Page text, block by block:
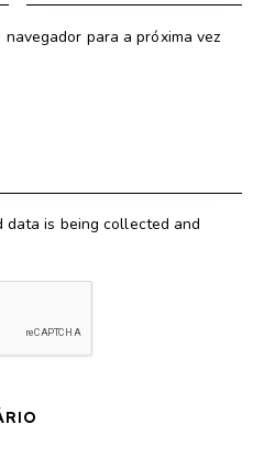
para a próxima vez
is being collected and